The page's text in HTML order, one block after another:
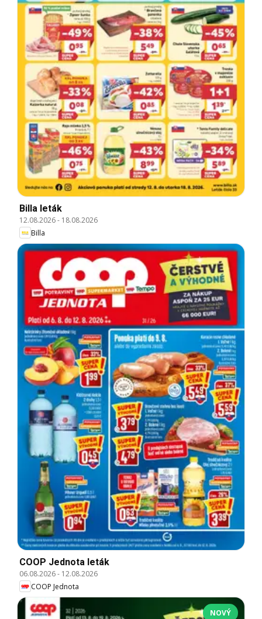
Billa leták
12.08.2026- 18.08.2026
Billa
COOP Jednota leták
06.08.2026- 12.08.2026
COOP Jednota
NOVÝ